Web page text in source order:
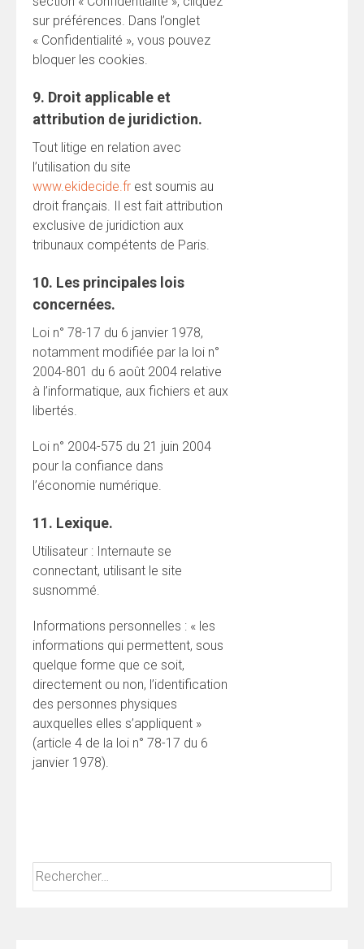
sur préférences. Dans l’onglet
« Confidentialité », vous pouvez
bloquer les cookies.
9. Droit applicable et
attribution de juridiction.
Tout litige en relation avec
l’utilisation du site
www.ekidecide.fr est soumis au
droit français. Il est fait attribution
exclusive de juridiction aux
tribunaux compétents de Paris.
10. Les principales lois
concernées.
Loi n° 78-17 du 6 janvier 1978,
notamment modifiée par la loi n°
2004-801 du 6 août 2004 relative
à l’informatique, aux fichiers et aux
libertés.
Loi n° 2004-575 du 21 juin 2004
pour la confiance dans
l’économie numérique.
11. Lexique.
Utilisateur : Internaute se
connectant, utilisant le site
susnommé.
Informations personnelles : « les
informations qui permettent, sous
quelque forme que ce soit,
directement ou non, l’identification
des personnes physiques
auxquelles elles s’appliquent »
(article 4 de la loi n° 78-17 du 6
janvier 1978).
Rechercher :